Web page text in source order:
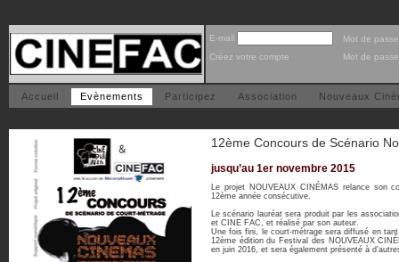
E-mail
Mot de passe
Créez votre compte
Mot de
Accueil Evènements Participez Association Nouveaux
12ème Concours de Scénario
jusqu’au 1er novembre 2015
Le projet NOUVEAUX CINÉMAS relance son
12ème année consécutive.
Le scénario lauréat sera produit par les
et CINE FAC, et réalisé par son auteur.
Une fois fini, le court-métrage sera diffusé en
12ème édition du Festival des NOUVEAUX
en juin 2016, et sera également présenté à